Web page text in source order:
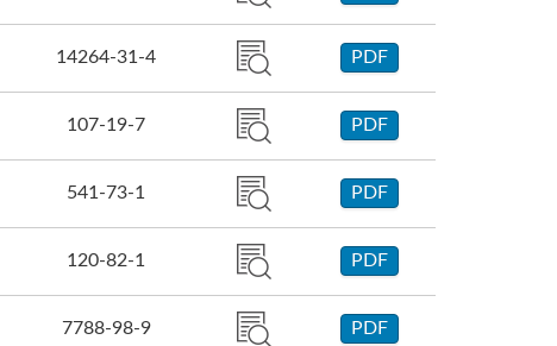
14264-31-4 PDF
107-19-7 PDF
541-73-1 PDF
120-82-1 PDF
7788-98-9 PDF